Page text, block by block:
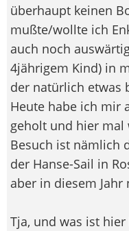
überhaupt keinen
mußte/wollte ich
auch noch
4jährigem Kind) in
der natürlich etwas
Heute habe ich mir
geholt und hier mal
Besuch ist nämlich
der Hanse-Sail in
aber in diesem Jahr
Tja, und was ist